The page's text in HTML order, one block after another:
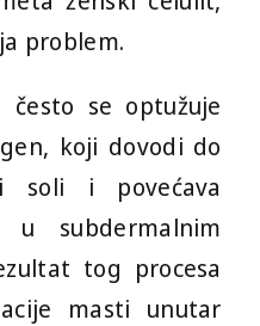
problem.
često se optužuje
koji dovodi do
soli i povećava
u subdermalnim
tog procesa
masti unutar